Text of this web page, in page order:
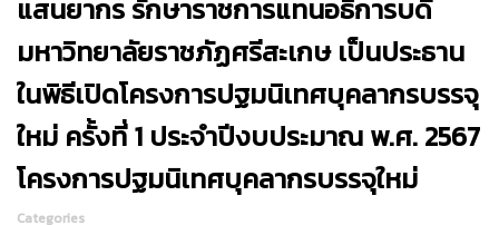
แสนยากร รักษาราชการแทนอธิการบดี
มหาวิทยาลัยราชภัฏศรีสะเกษ เป็นประธาน
ในพิธีเปิดโครงการปฐมนิเทศบุคลากรบรรจุ
ใหม่ ครั้งที่ 1 ประจำปีงบประมาณ พ.ศ. 2567
โครงการปฐมนิเทศบุคลากรบรรจุใหม่
Categories